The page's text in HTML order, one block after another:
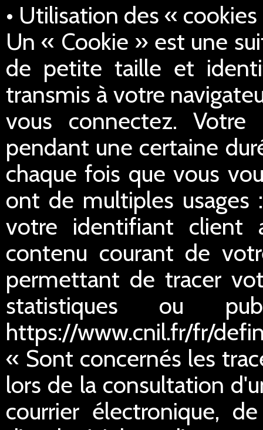
• Utilisation des «
Un « Cookie » est une
de petite taille et
transmis à votre
vous connectez. Votre
pendant une certaine
chaque fois que vous
ont de multiples usages
votre identifiant client
contenu courant de
permettant de tracer
statistiques ou
https://www.cnil.fr/fr/
« Sont concernés les
lors de la consultation
courrier électronique,